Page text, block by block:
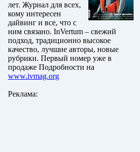
лет. Журнал для всех,
кому интересен
дайвинг и все, что с
ним связано. InVertum – свежий
подход, традиционно высокое
качество, лучшие авторы, новые
рубрики. Первый номер уже в
продаже Подробности на
www.ivmag.org
Реклама: